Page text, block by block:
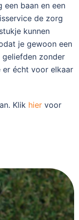
een baan en een
de zorg
kunnen
je gewoon een
zonder
er écht voor elkaar
Klik hier voor